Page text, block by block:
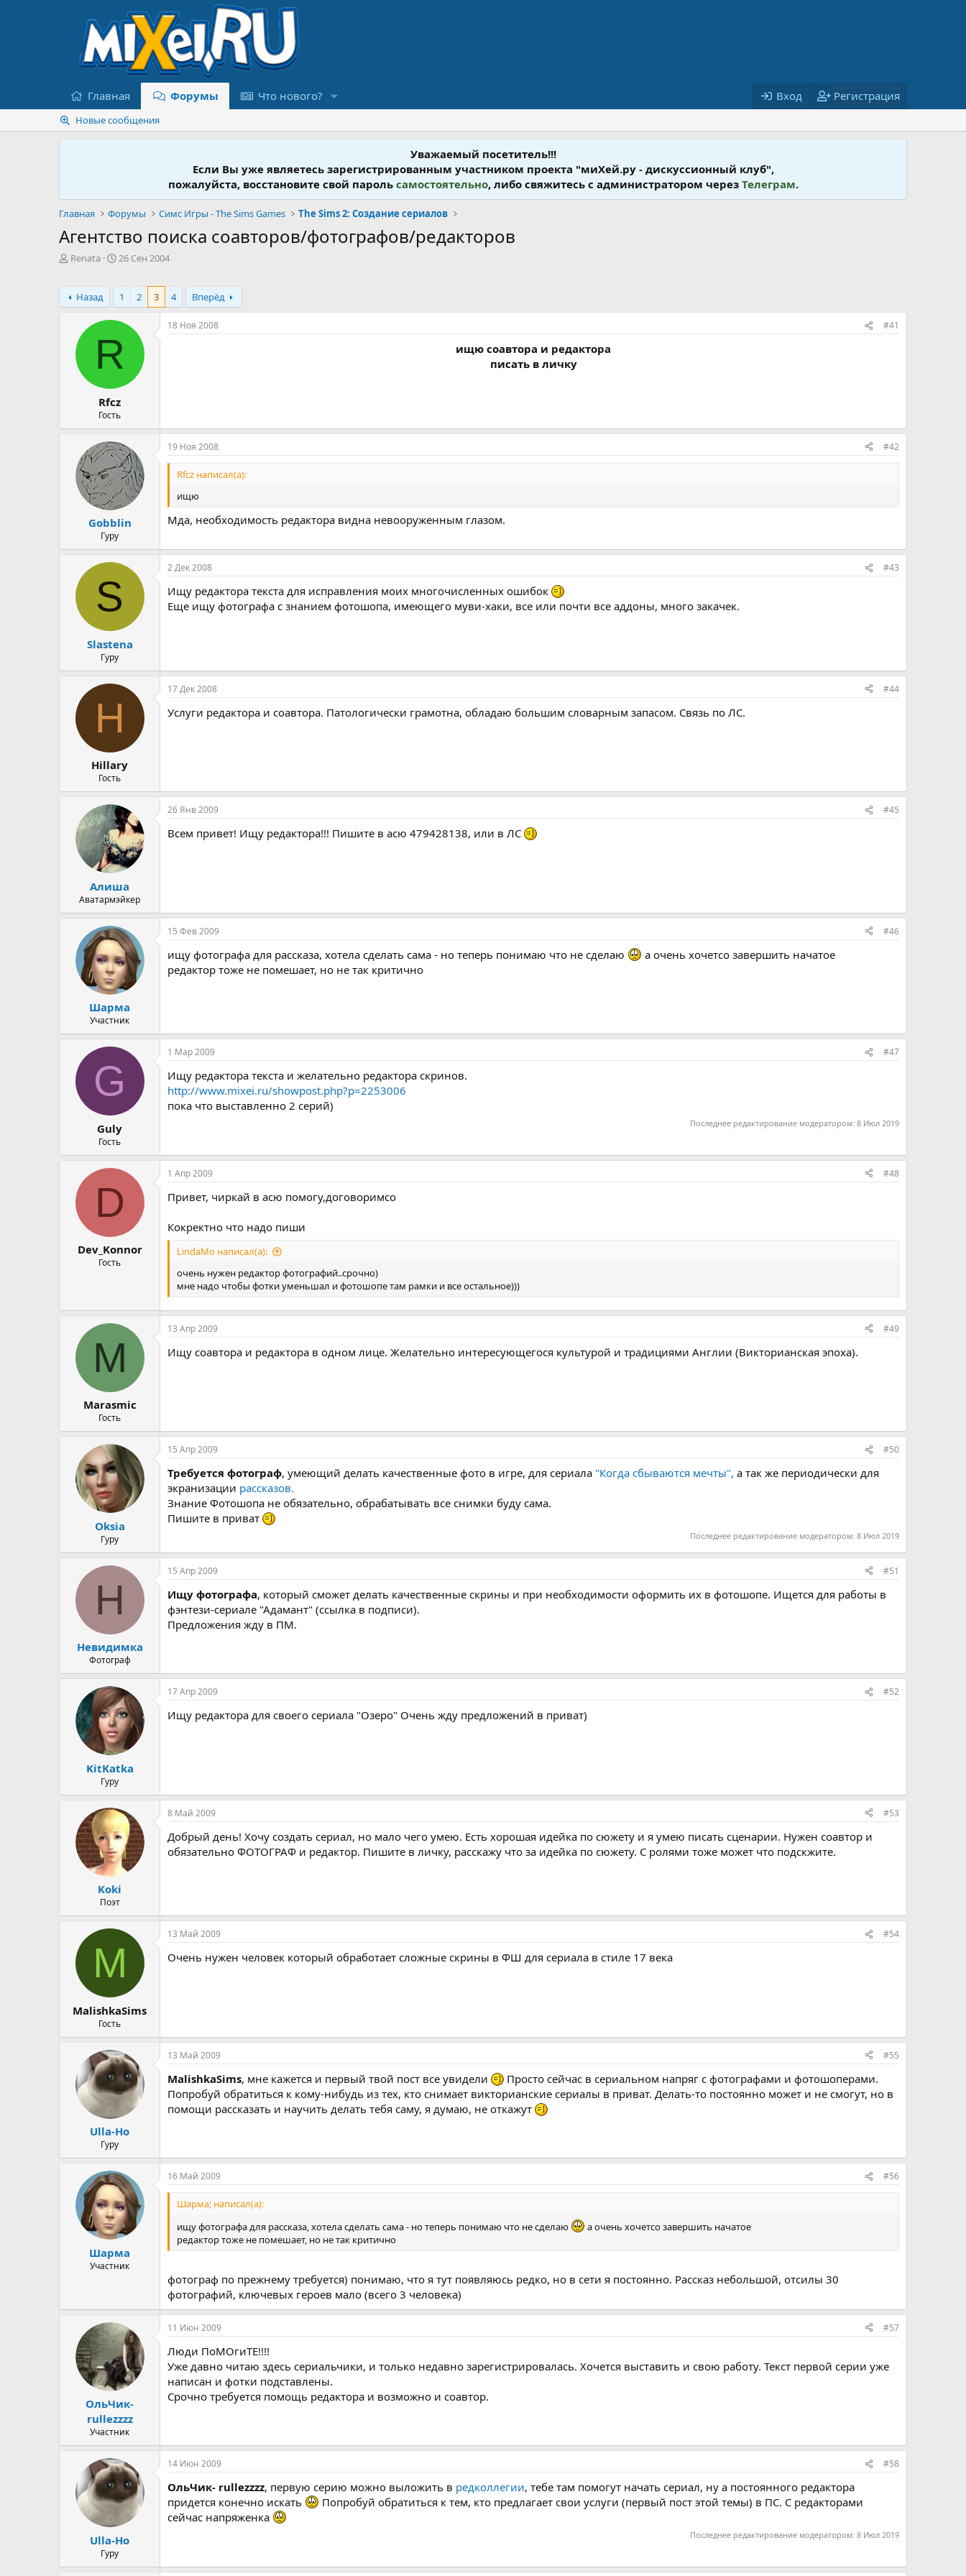
Главная Форумы Что нового? Вход Регистрация
Новые сообщения
Уважаемый посетитель!!!
Если Вы уже являетесь зарегистрированным участником проекта "миХей.ру - дискусcионный клуб",
пожалуйста, восстановите свой пароль самостоятельно, либо свяжитесь с администратором через Телеграм.
Главная Форумы Симс Игры - The Sims Games The Sims 2: Создание сериалов
Агентство поиска соавторов/фотографов/редакторов
А
о
р
м
ы
Renata
Д
а
н
а
а
л
26 Сен 2004
Назад 1 2 3 4 Вперёд
R
Rfcz
Гость
18 Ноя 2008 #41
ищю соавтора и редактора
писать в личку
Gobblin
Гуру
19 Ноя 2008 #42
Rfcz написал(а):
ищю
Мда, необходимость редактора видна невооруженным глазом.
S
Slastena
Гуру
2 Дек 2008 #43
Ищу редактора текста для исправления моих многочисленныx ошибок
Еще ищу фотографа с знанием фотошопа, имеющего муви-хаки, все или почти все аддоны, много закачек.
H
Hillary
Гость
17 Дек 2008 #44
Услуги редактора и соавтора. Патологически грамотна, обладаю большим словарным запасом. Связь по ЛС.
Алиша
Аватармэйкер
26 Янв 2009 #45
Всем привет! Ищу редактора!!! Пишите в асю 479428138, или в ЛС
Шарма
Участник
15 Фев 2009 #46
ищу фотографа для рассказа, хотела сделать сама - но теперь понимаю что не сделаю
а очень хочетсо завершить начатое
редактор тоже не помешает, но не так критично
G
Guly
Гость
1 Мар 2009 #47
Ищу редактора текста и желательно редактора скринов.
http://www.mixei.ru/showpost.php?p=2253006
пока что выставленно 2 серий)
Последнее редактирование модератором: 8 Июл 2019
D
Dev_Konnor
Гость
1 Апр 2009 #48
Привет, чиркай в асю помогу,договоримсо
Кокректно что надо пиши
LindaMo написал(а):
очень нужен редактор фотографий..срочно)
мне надо чтобы фотки уменьшал и фотошопе там рамки и все остальное)))
M
Marasmic
Гость
13 Апр 2009 #49
Ищу соавтора и редактора в одном лице. Желательно интересующегося культурой и традициями Англии (Викторианская эпоха).
Oksia
Гуру
15 Апр 2009 #50
Требуется фотограф, умеющий делать качественные фото в игре, для сериала "Когда сбываются мечты", а так же периодически для
экранизации рассказов.
Знание Фотошопа не обязательно, обрабатывать все снимки буду сама.
Пишите в приват
Последнее редактирование модератором: 8 Июл 2019
Н
Невидимка
Фотограф
15 Апр 2009 #51
Ищу фотографа, который сможет делать качественные скрины и при необходимости оформить их в фотошопе. Ищется для работы в
фэнтези-сериале "Адамант" (ссылка в подписи).
Предложения жду в ПМ.
KitKatka
Гуру
17 Апр 2009 #52
Ищу редактора для своего сериала "Озеро" Очень жду предложений в приват)
Koki
Поэт
8 Май 2009 #53
Добрый день! Хочу создать сериал, но мало чего умею. Есть хорошая идейка по сюжету и я умею писать сценарии. Нужен соавтор и
обязательно ФОТОГРАФ и редактор. Пишите в личку, расскажу что за идейка по сюжету. С ролями тоже может что подскжите.
M
MalishkaSims
Гость
13 Май 2009 #54
Очень нужен человек который обработает сложные скрины в ФШ для сериала в стиле 17 века
Ulla-Ho
Гуру
13 Май 2009 #55
MalishkaSims, мне кажется и первый твой пост все увидели
Просто сейчас в сериальном напряг с фотографами и фотошоперами.
Попробуй обратиться к кому-нибудь из тех, кто снимает викторианские сериалы в приват. Делать-то постоянно может и не смогут, но в
помощи рассказать и научить делать тебя саму, я думаю, не откажут
Шарма
Участник
16 Май 2009 #56
Шарма; написал(а):
ищу фотографа для рассказа, хотела сделать сама - но теперь понимаю что не сделаю
а очень хочетсо завершить начатое
редактор тоже не помешает, но не так критично
фотограф по прежнему требуется) понимаю, что я тут появляюсь редко, но в сети я постоянно. Рассказ небольшой, отсилы 30
фотографий, ключевых героев мало (всего 3 человека)
ОльЧик-
rullezzzz
Участник
11 Июн 2009 #57
Люди ПоМОгиТЕ!!!!
Уже давно читаю здесь сериальчики, и только недавно зарегистрировалась. Хочется выставить и свою работу. Текст первой серии уже
написан и фотки подставлены.
Срочно требуется помощь редактора и возможно и соавтор.
Ulla-Ho
Гуру
14 Июн 2009 #58
ОльЧик- rullezzzz, первую серию можно выложить в редколлегии, тебе там помогут начать сериал, ну а постоянного редактора
придется конечно искать
Попробуй обратиться к тем, кто предлагает свои услуги (первый пост этой темы) в ПС. С редакторами
сейчас напряженка
Последнее редактирование модератором: 8 Июл 2019